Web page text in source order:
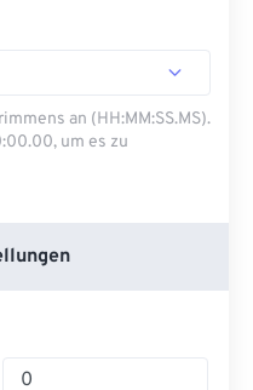
an (HH:MM:SS.MS).
um es zu